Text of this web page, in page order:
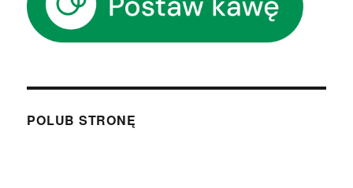
POLUB STRONĘ